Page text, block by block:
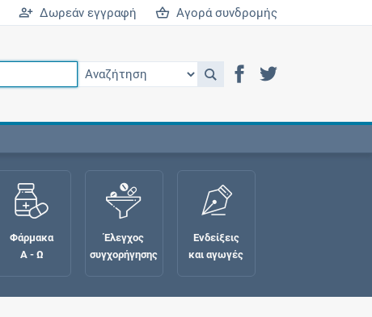
Δωρεάν εγγραφή Αγορά συνδρομής
Φάρμακα
Α - Ω
Έλεγχος
συγχορήγησης
Ενδείξεις
και αγωγές